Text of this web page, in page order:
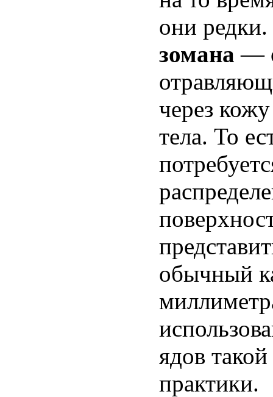
они
зомана —
через
тела. То
обычный
ядов
практики.